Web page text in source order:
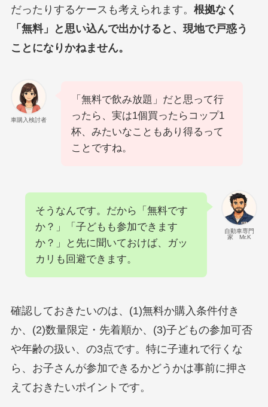
だったりするケースも考えられます。 根拠なく
「無料」と思い込んで出かけると、現地で戸惑う
ことになりかねません。
車購入検討者
「無料で飲み放題」だと思って行
ったら、実は1個買ったらコップ1
杯、みたいなこともあり得るって
ことですね。
自動車専門
家 Mr.K
そうなんです。だから「無料です
か？」「子どもも参加できます
か？」と先に聞いておけば、ガッ
カリも回避できます。
確認しておきたいのは、(1)無料か購入条件付き
か、(2)数量限定・先着順か、(3)子どもの参加可否
や年齢の扱い、の3点です。特に子連れで行くな
ら、お子さんが参加できるかどうかは事前に押さ
えておきたいポイントです。